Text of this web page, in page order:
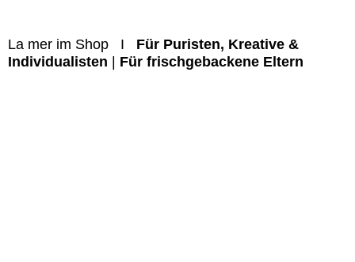
La mer im Shop I Für Puristen, Kreative &
Individualisten
Für frischgebackene Eltern